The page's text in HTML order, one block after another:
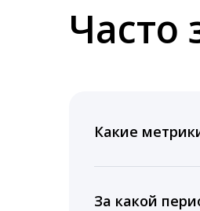
Часто
Какие
время для
За какой